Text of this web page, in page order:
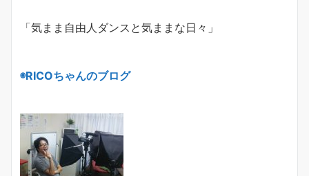
「気まま自由人ダンスと気ままな日々」
◉RICOちゃんのブログ